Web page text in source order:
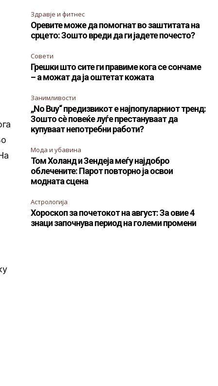
Здравје и фитнес
Оревите може да помогнат во заштитата на
срцето: Зошто вреди да ги јадете почесто?
Совети
Грешки што сите ги правиме кога се сончаме
– а можат да ја оштетат кожата
Занимливости
„No Buy“ предизвикот е најпопуларниот тренд:
Зошто сè повеќе луѓе престануваат да
купуваат непотребни работи?
Мода и убавина
Том Холанд и Зендеја меѓу најдобро
облечените: Парот повторно ја освои
модната сцена
Астрологија
Хороскоп за почетокот на август: За овие 4
знаци започнува период на големи промени